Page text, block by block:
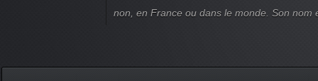
non, en France ou dans le monde. Son nom